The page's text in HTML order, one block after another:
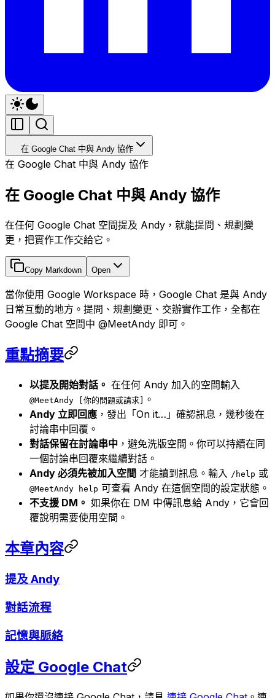
在 Google Chat 中與 Andy 協作
在 Google Chat 中與 Andy 協作
在 Google Chat 中與 Andy 協作
在任何 Google Chat 空間提及 Andy，就能提問、規劃變
更，把實作工作交給它。
Copy Markdown Open
當你使用 Google Workspace 時，Google Chat 是與 Andy
日常互動的地方。提問、規劃變更、交辦實作工作，全都在
Google Chat 空間中 @MeetAndy 即可。
重點摘要
以提及開始對話。 在任何 Andy 加入的空間輸入
@MeetAndy [你的問題或請求] 。
Andy 立即回應 ，發出「On it…」確認訊息，幾秒後在
討論串中回覆。
對話保留在討論串中 ，避免洗版空間。你可以持續在同
一個討論串回覆來繼續對話。
Andy 必須先被加入空間 才能讀到訊息。輸入 /help 或
@MeetAndy help 可查看 Andy 在這個空間的設定狀態。
不支援 DM。 如果你在 DM 中傳訊息給 Andy，它會回
覆說明需要使用空間。
本章內容
提及 Andy
對話流程
記憶與脈絡
設定 Google Chat